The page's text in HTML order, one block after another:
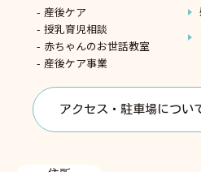
産後ケア
授乳育児相談
赤ちゃんのお世話教室
産後ケア事業
アクセス・駐車場につい